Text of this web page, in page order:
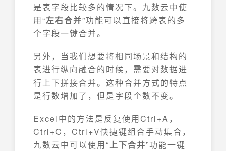
是表字段比较多的情况下。九数云中使
用“左右合并”功能可以直接将跨表的多
个字段一键合并。
另外，当我们想要将相同场景和结构的
表进行纵向融合的时候，需要对数据进
行上下拼接合并。这种合并方式的特点
是行数增加了，但是字段个数不变。
Excel中的方法是反复使用Ctrl+A，
Ctrl+C，Ctrl+V快捷键组合手动集合，
九数云中可以使用“上下合并”功能一键